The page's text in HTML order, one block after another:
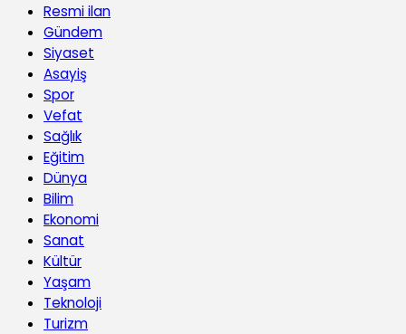
Resmi ilan
Gündem
Siyaset
Asayiş
Spor
Vefat
Sağlık
Eğitim
Dünya
Bilim
Ekonomi
Sanat
Kültür
Yaşam
Teknoloji
Turizm